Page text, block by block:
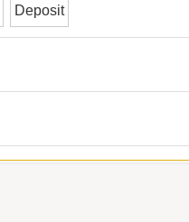
Deposit